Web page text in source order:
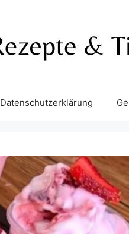
Datenschutzerklärung